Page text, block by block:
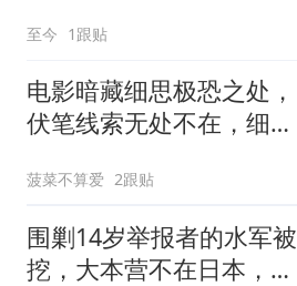
至今 1跟贴
电影暗藏细思极恐之处，
伏笔线索无处不在，细节
菠菜不算爱 2跟贴
围剿14岁举报者的水军被
挖，大本营不在日本，而